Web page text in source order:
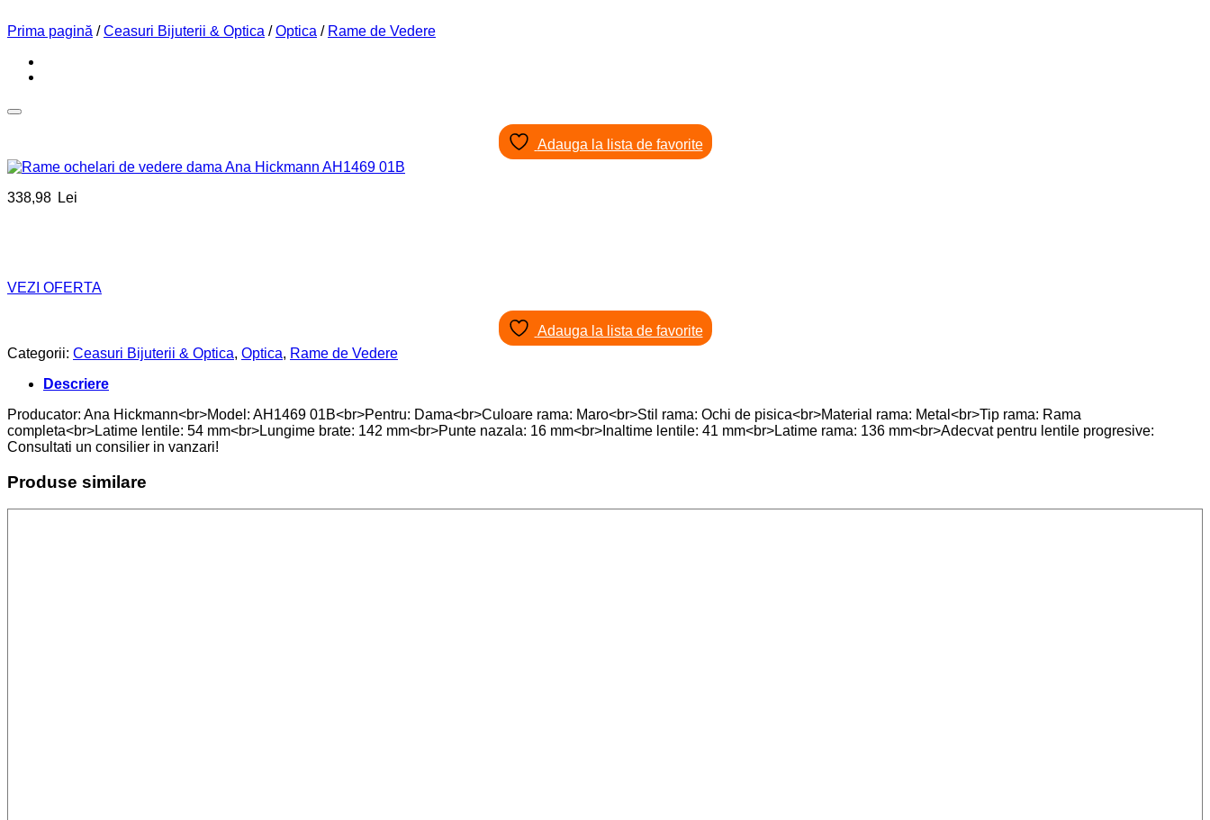
Prima pagină / Ceasuri Bijuterii & Optica / Optica / Rame de Vedere
Adauga la lista de favorite
338,98 Lei
VEZI OFERTA
Adauga la lista de favorite
Categorii: Ceasuri Bijuterii & Optica, Optica, Rame de Vedere
Descriere
Producator: Ana Hickmann<br>Model: AH1469 01B<br>Pentru: Dama<br>Culoare rama: Maro<br>Stil rama: Ochi de pisica<br>Material rama: Metal<br>Tip rama: Rama
completa<br>Latime lentile: 54 mm<br>Lungime brate: 142 mm<br>Punte nazala: 16 mm<br>Inaltime lentile: 41 mm<br>Latime rama: 136 mm<br>Adecvat pentru lentile progresive:
Consultati un consilier in vanzari!
Produse similare